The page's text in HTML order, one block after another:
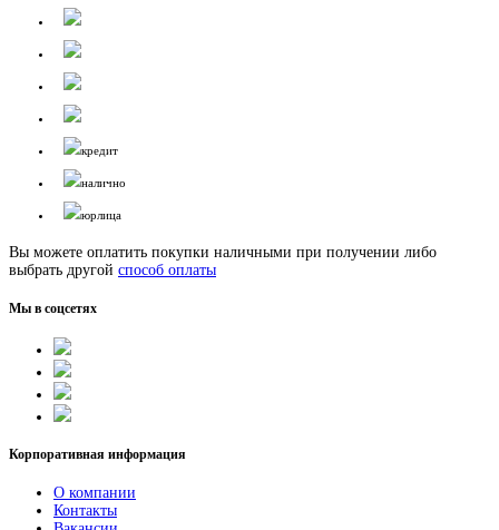
кредит
налично
юрлица
Вы можете оплатить покупки наличными при получении либо
выбрать другой способ оплаты
Мы в соцсетях
Корпоративная информация
О компании
Контакты